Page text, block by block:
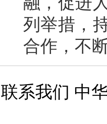
列举措，
合作，不
联系我们 中